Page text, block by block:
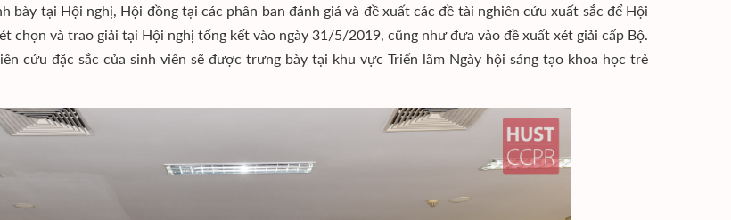
bày tại Hội nghị, Hội đồng tại các phân ban đánh giá và đề xuất các đề tài nghiên cứu xuất sắc để Hội
chọn và trao giải tại Hội nghị tổng kết vào ngày 31/5/2019, cũng như đưa vào đề xuất xét giải cấp Bộ.
cứu đặc sắc của sinh viên sẽ được trưng bày tại khu vực Triển lãm Ngày hội sáng tạo khoa học trẻ